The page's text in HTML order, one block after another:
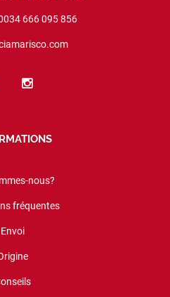
666 095 856
nous?
fréquentes
Envoi